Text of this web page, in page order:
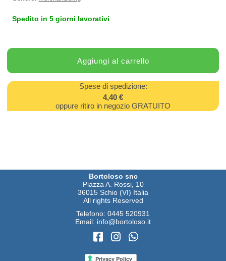
Spedito in 5 giorni lavorativi
Spese di spedizione:
4,40 €
oppure ritiro in negozio GRATUITO
Bortoloso snc
Piazza A. Rossi, 10
36015 Schio (VI) Italia
All rights Reserved
Telefono: 0445 520931
Email: info@bortoloso.it